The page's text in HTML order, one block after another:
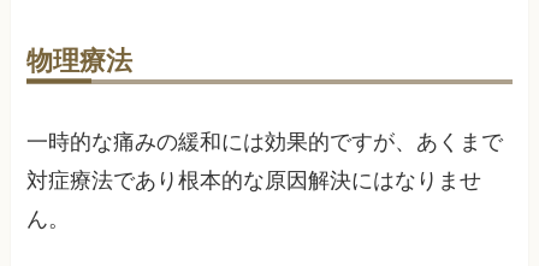
物理療法
一時的な痛みの緩和には効果的ですが、あくまで
対症療法であり根本的な原因解決にはなりませ
ん。